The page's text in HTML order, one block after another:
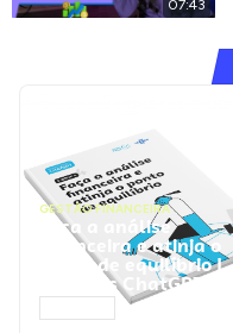
07:43
GESTÃO FINANCEIRA
Faça a análise
financeira e atinja o
ponto de equilíbrio |
Prompts ChatGPT